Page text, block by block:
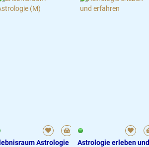
Astrologie
Astrologie erleben und